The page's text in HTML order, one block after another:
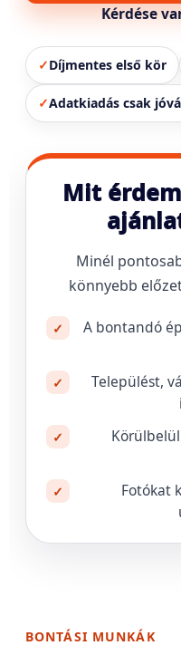
Kérdése
✓Díjmentes első kör
✓Adatkiadás csak
Mit
Minél
könnyebb
✓
A bontandó
✓
Települést,
✓
✓
Fotókat
BONTÁSI MUNKÁK